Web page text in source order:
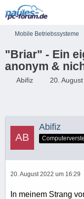
Mobile Betriebssysteme
"Briar" - Ein
anonym &
Abifiz 20.
Abifiz
20. August 2022 um 16:29
In meinem Strang